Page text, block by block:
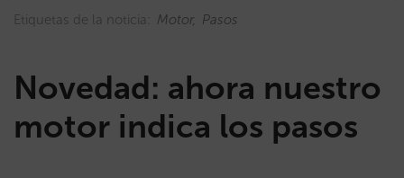
Etiquetas de la noticia: Motor Pasos
Novedad: ahora nuestro
motor indica los pasos